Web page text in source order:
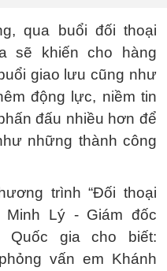
qua buổi đối thoại
sẽ khiến cho hàng
giao lưu cũng như
động lực, niềm tin
đấu nhiều hơn để
những thành công
trình “Đối thoại
Minh Lý - Giám đốc
Quốc gia cho biết:
vấn em Khánh